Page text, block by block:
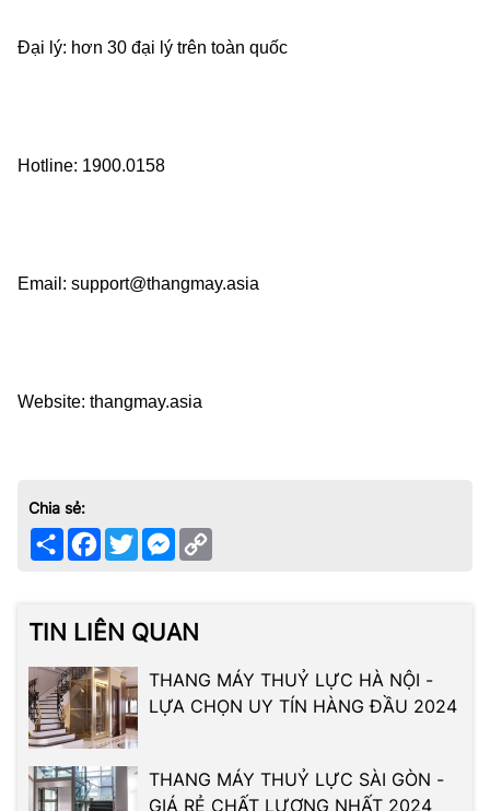
Đại lý: hơn 30 đại lý trên toàn quốc
Hotline: 1900.0158
Email: support@thangmay.asia
Website: thangmay.asia
Chia sẻ:
Share Facebook
TwitterMessenger
TIN LIÊN QUAN
THANG MÁY THUỶ LỰC HÀ NỘI -
LỰA CHỌN UY TÍN HÀNG ĐẦU 2024
THANG MÁY THUỶ LỰC SÀI GÒN -
GIÁ RẺ CHẤT LƯỢNG NHẤT 2024